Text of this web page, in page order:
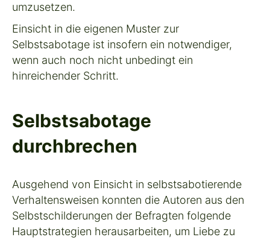
umzusetzen.
Einsicht in die eigenen Muster zur
Selbstsabotage ist insofern ein notwendiger,
wenn auch noch nicht unbedingt ein
hinreichender Schritt.
Selbstsabotage
durchbrechen
Ausgehend von Einsicht in selbstsabotierende
Verhaltensweisen konnten die Autoren aus den
Selbstschilderungen der Befragten folgende
Hauptstrategien herausarbeiten, um Liebe zu